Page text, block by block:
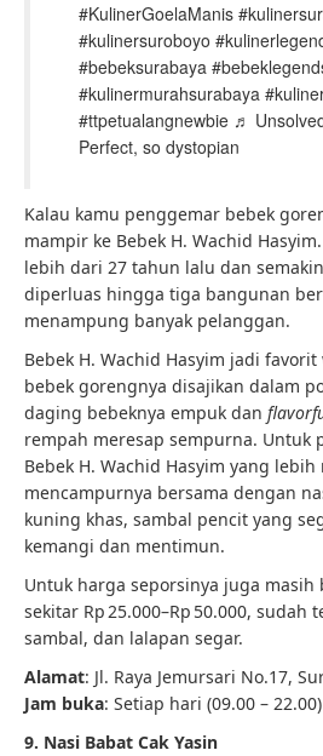
#KulinerGoelaManis
#kulinersuroboyo
#bebeksurabaya
#kulinermurahsurabaya
#ttpetualangnewbie ♬
Perfect, so dystopian
Kalau kamu penggemar bebek
mampir ke Bebek H. Wachid
lebih dari 27 tahun lalu dan
diperluas hingga tiga bangunan
menampung banyak pelanggan.
Bebek H. Wachid Hasyim jadi
bebek gorengnya disajikan dalam
daging bebeknya empuk dan
rempah meresap sempurna. Untuk
Bebek H. Wachid Hasyim yang
mencampurnya bersama dengan
kuning khas, sambal pencit yang
kemangi dan mentimun.
Untuk harga seporsinya juga masih
sekitar Rp 25.000–Rp 50.000, sudah
sambal, dan lalapan segar.
Alamat: Jl. Raya Jemursari No.17,
Jam buka: Setiap hari (09.00 – 22.00)
9. Nasi Babat Cak Yasin